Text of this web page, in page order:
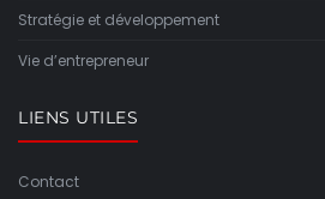
Stratégie et développement
Vie d’entrepreneur
LIENS UTILES
Contact